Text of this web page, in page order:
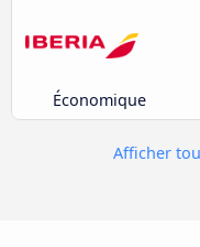
Économique
Afficher